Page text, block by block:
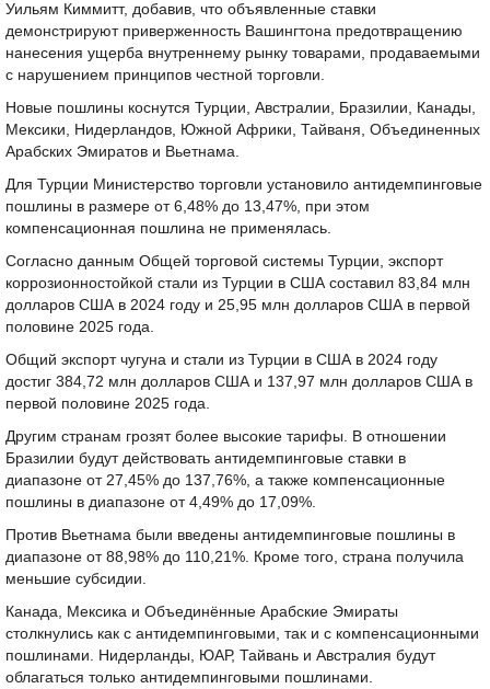
Уильям Киммитт, добавив, что объявленные ставки
демонстрируют приверженность Вашингтона предотвращению
нанесения ущерба внутреннему рынку товарами, продаваемыми
с нарушением принципов честной торговли.
Новые пошлины коснутся Турции, Австралии, Бразилии, Канады,
Мексики, Нидерландов, Южной Африки, Тайваня, Объединенных
Арабских Эмиратов и Вьетнама.
Для Турции Министерство торговли установило антидемпинговые
пошлины в размере от 6,48% до 13,47%, при этом
компенсационная пошлина не применялась.
Согласно данным Общей торговой системы Турции, экспорт
коррозионностойкой стали из Турции в США составил 83,84 млн
долларов США в 2024 году и 25,95 млн долларов США в первой
половине 2025 года.
Общий экспорт чугуна и стали из Турции в США в 2024 году
достиг 384,72 млн долларов США и 137,97 млн долларов США в
первой половине 2025 года.
Другим странам грозят более высокие тарифы. В отношении
Бразилии будут действовать антидемпинговые ставки в
диапазоне от 27,45% до 137,76%, а также компенсационные
пошлины в диапазоне от 4,49% до 17,09%.
Против Вьетнама были введены антидемпинговые пошлины в
диапазоне от 88,98% до 110,21%. Кроме того, страна получила
меньшие субсидии.
Канада, Мексика и Объединённые Арабские Эмираты
столкнулись как с антидемпинговыми, так и с компенсационными
пошлинами. Нидерланды, ЮАР, Тайвань и Австралия будут
облагаться только антидемпинговыми пошлинами.